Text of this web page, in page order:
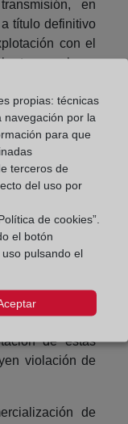
en
título definitivo
con el
y temporal que
en las que la
de secretos
lícitas en
de una mayor
procederán las
esta ley; y, por
violación de
de forma
de estas
violación de
de
propias: técnicas
navegación por la
para que
terceros de
del uso por
de cookies”.
el botón
pulsando el